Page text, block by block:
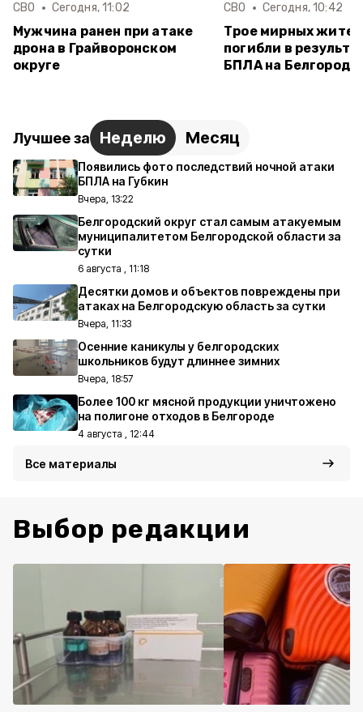
СВО Сегодня, 11:02
Мужчина ранен при атаке
дрона в Грайворонском
округе
СВО Сегодня, 10:42
Трое мирных
погибли в
БПЛА на Белгород
Лучшее за Неделю Месяц
Появились фото последствий ночной атаки
БПЛА на Губкин
Вчера, 13:22
Белгородский округ стал самым атакуемым
муниципалитетом Белгородской области за
сутки
6 августа , 11:18
Десятки домов и объектов повреждены при
атаках на Белгородскую область за сутки
Вчера, 11:33
Осенние каникулы у белгородских
школьников будут длиннее зимних
Вчера, 18:57
Более 100 кг мясной продукции уничтожено
на полигоне отходов в Белгороде
4 августа , 12:44
Все материалы
Выбор редакции